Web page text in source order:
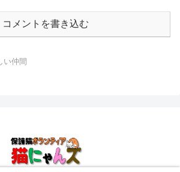
コメントを書き込む
い仲間